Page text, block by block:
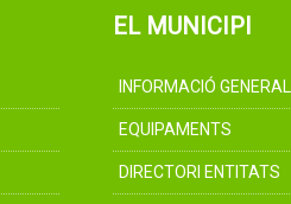
EL MUNICIPI
INFORMACIÓ GENERAL
EQUIPAMENTS
DIRECTORI ENTITATS